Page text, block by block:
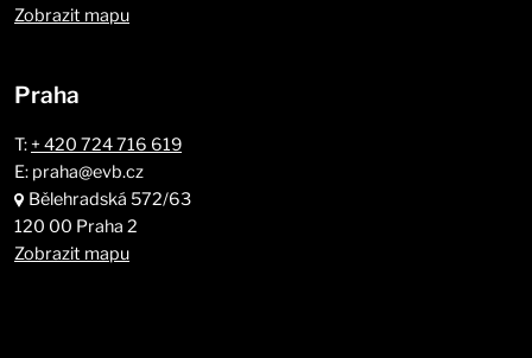
Zobrazit mapu
Praha
T: + 420 724 716 619
E: praha@evb.cz
Bělehradská 572/63
120 00 Praha 2
Zobrazit mapu